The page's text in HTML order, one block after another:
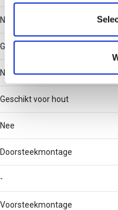
partners voor social
partners kunnen deze
verzameld op basis van
Nee
Geschikt voor gipskarton
Nee
Geschikt voor hout
Nee
Doorsteekmontage
-
Voorsteekmontage